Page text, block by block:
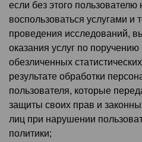
если без этого
воспользоваться услугами и
проведения исследований,
оказания услуг по
обезличенных
результате обработки
пользователя, которые
защиты своих прав и
лиц при нарушении
политики;